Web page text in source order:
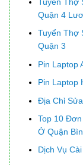
Quận 4
Tuyển Thợ
Quận 3
Pin Laptop
Pin Laptop
Địa Chỉ
Top 10
Ở Quận
Dịch Vụ